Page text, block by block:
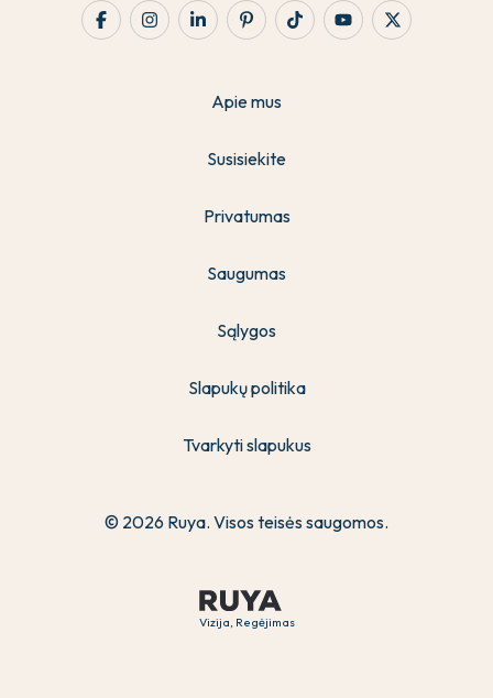
Vizija, Regėjimas
Apie mus
Susisiekite
Privatumas
Saugumas
Sąlygos
Slapukų politika
Tvarkyti slapukus
© 2026 Ruya. Visos teisės saugomos.